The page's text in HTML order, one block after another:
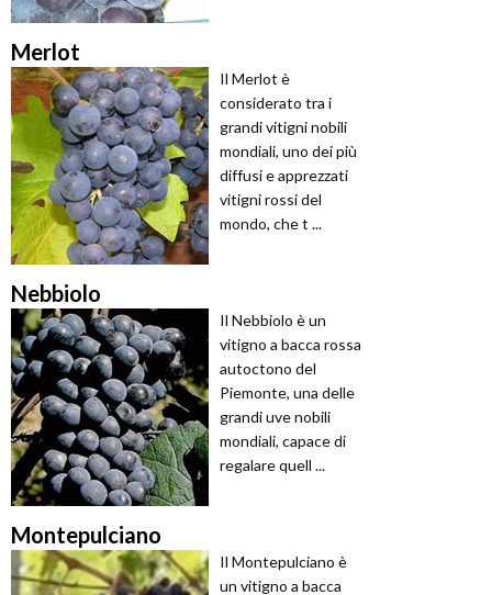
Merlot
Il Merlot è
considerato tra i
grandi vitigni nobili
mondiali, uno dei più
diffusi e apprezzati
vitigni rossi del
mondo, che t ...
Nebbiolo
Il Nebbiolo è un
vitigno a bacca rossa
autoctono del
Piemonte, una delle
grandi uve nobili
mondiali, capace di
regalare quell ...
Montepulciano
Il Montepulciano è
un vitigno a bacca